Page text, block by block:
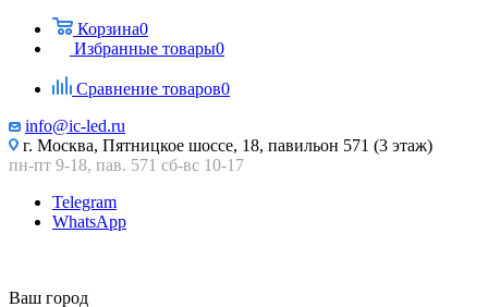
Корзина0
Избранные товары0
Сравнение товаров0
info@ic-led.ru
г. Москва, Пятницкое шоссе, 18, павильон 571 (3 этаж)
пн-пт 9-18, пав. 571 сб-вс 10-17
Telegram
WhatsApp
Ваш город